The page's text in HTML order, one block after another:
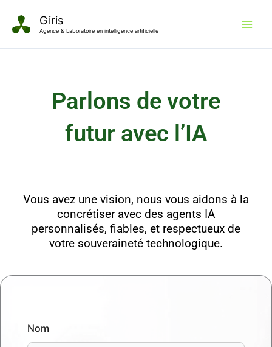
contenu
Giris
Agence & Laboratoire en intelligence artificielle
Parlons de votre
futur avec l’IA
Vous avez une vision, nous vous aidons à la
concrétiser avec des agents IA
personnalisés, fiables, et respectueux de
votre souveraineté technologique.
Nom